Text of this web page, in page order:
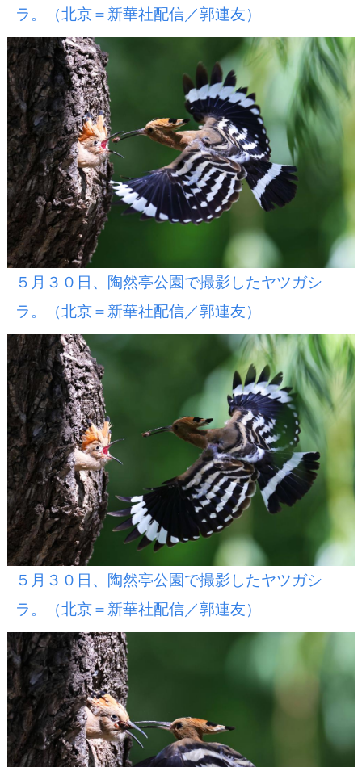
ラ。（北京＝新華社配信／郭連友）
５月３０日、陶然亭公園で撮影したヤツガシ
ラ。（北京＝新華社配信／郭連友）
５月３０日、陶然亭公園で撮影したヤツガシ
ラ。（北京＝新華社配信／郭連友）